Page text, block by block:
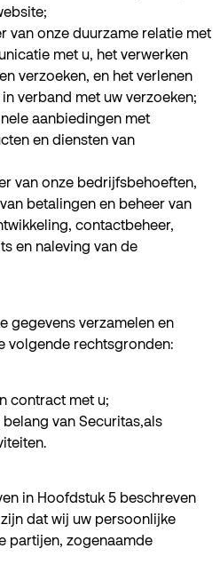
van onze duurzame relatie met
met u, het verwerken
verzoeken, en het verlenen
verband met uw verzoeken;
aanbiedingen met
en diensten van
van onze bedrijfsbehoeften,
betalingen en beheer van
contactbeheer,
en naleving van de
gegevens verzamelen en
volgende rechtsgronden:
contract met u;
van Securitas,als
in Hoofdstuk 5 beschreven
dat wij uw persoonlijke
partijen, zogenaamde